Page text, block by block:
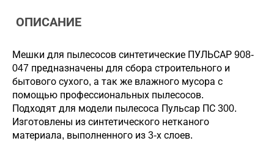
ОПИСАНИЕ
Мешки для пылесосов синтетические ПУЛЬСАР 908-
047 предназначены для сбора строительного и
бытового сухого, а так же влажного мусора с
помощью профессиональных пылесосов.
Подходят для модели пылесоса Пульсар ПС 300.
Изготовлены из синтетического нетканого
материала, выполненного из 3-х слоев.